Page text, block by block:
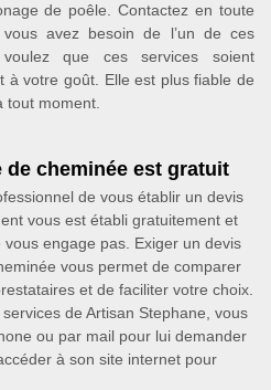
de poêle. Contactez en toute
avez besoin de l’un de ces
que ces services soient
à votre goût. Elle est plus fiable de
tout moment.
de cheminée est gratuit
de vous établir un devis
vous est établi gratuitement et
engage pas. Exiger un devis
vous permet de comparer
et de faciliter votre choix.
de Artisan Stephane, vous
ou par mail pour lui demander
à son site internet pour